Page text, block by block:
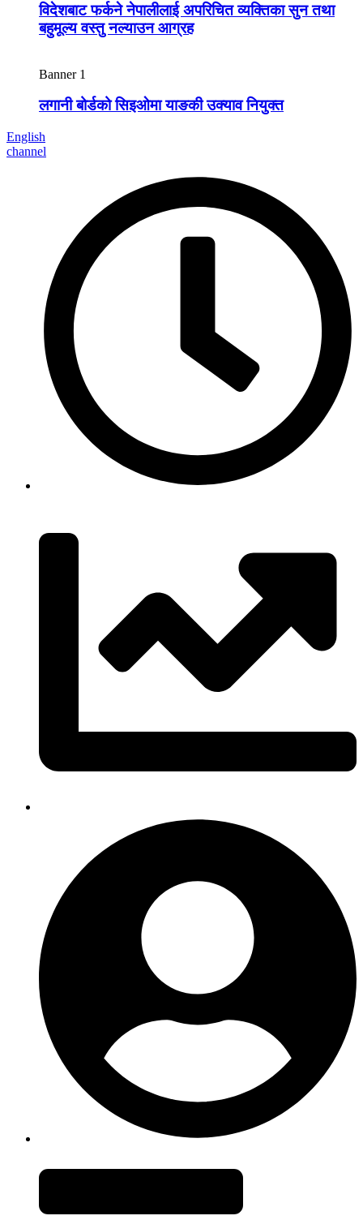
विदेशबाट फर्कने नेपालीलाई अपरिचित व्यक्तिका सुन तथा
बहुमूल्य वस्तु नल्याउन आग्रह
Banner 1
लगानी बोर्डको सिइओमा याङकी उक्याव नियुक्त
English
channel